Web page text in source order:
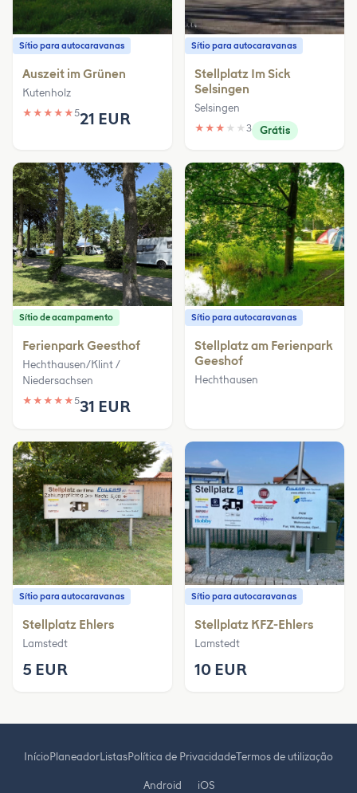
Sítio para autocaravanas
Auszeit im Grünen
Kutenholz
★ ★ ★ ★ ★521 EUR
Sítio para autocaravanas
Stellplatz Im Sick
Selsingen
Selsingen
★ ★ ★ ★ ★ 3 Grátis
Sítio de acampamento
Ferienpark Geesthof
Hechthausen/Klint /
Niedersachsen
★ ★ ★ ★ ★531 EUR
Sítio para autocaravanas
Stellplatz am Ferienpark
Geeshof
Hechthausen
Sítio para autocaravanas
Stellplatz Ehlers
Lamstedt
5 EUR
Sítio para autocaravanas
Stellplatz KFZ-Ehlers
Lamstedt
10 EUR
InícioPlaneadorListasPolítica de PrivacidadeTermos de utilização
Android iOS